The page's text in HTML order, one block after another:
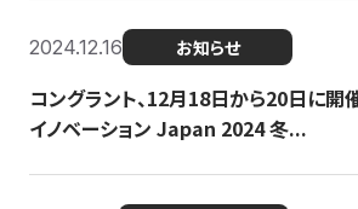
2024.12.16 お知らせ
コングラント、12月18日から20日に開
イノベーション Japan 2024 冬...